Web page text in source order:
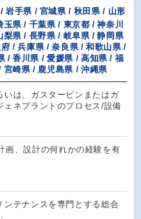
岩手県 / 宮城県 / 秋田県 / 山形
県 / 千葉県 / 東京都 / 神奈川
県 / 長野県 / 岐阜県 / 静岡県
/ 兵庫県 / 奈良県 / 和歌山県 /
/ 香川県 / 愛媛県 / 高知県 / 福
崎県 / 鹿児島県 / 沖縄県
は、ガスタービンまたはガ
ェネプラントのプロセス/設備
画、設計の何れかの経験を有
テナンスを専門とする総合